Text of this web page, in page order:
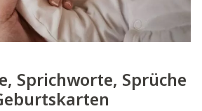
Sprichworte, Sprüche